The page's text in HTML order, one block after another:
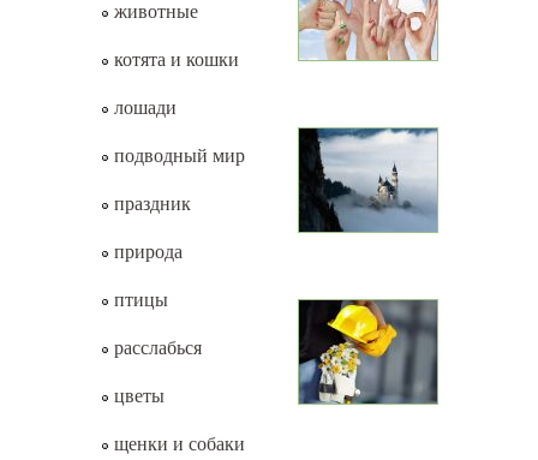
животные
котята и кошки
лошади
подводный мир
праздник
природа
птицы
расслабься
цветы
щенки и собаки